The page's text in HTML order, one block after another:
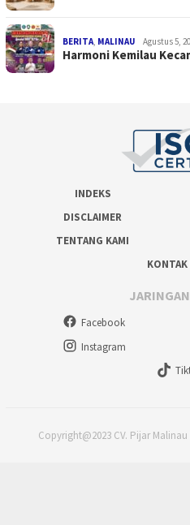
BERITA MALINAU Agustus 5,
Harmoni Kemilau
INDEKS
DISCLAIMER
TENTANG KAMI
KONTAK
Facebook
Instagram
Copyright@2023 CV. Pijar